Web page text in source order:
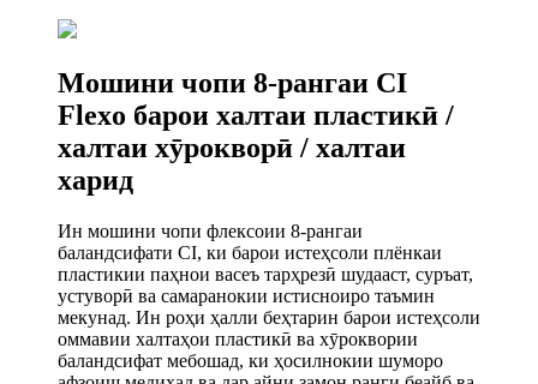
Мошини чопи 8-рангаи CI
Flexo барои халтаи пластикӣ /
халтаи хӯрокворӣ / халтаи
харид
Ин мошини чопи флексоии 8-рангаи
баландсифати CI, ки барои истеҳсоли плёнкаи
пластикии паҳнои васеъ тарҳрезӣ шудааст, суръат,
устуворӣ ва самаранокии истисноиро таъмин
мекунад. Ин роҳи ҳалли беҳтарин барои истеҳсоли
оммавии халтаҳои пластикӣ ва хӯроквории
баландсифат мебошад, ки ҳосилнокии шуморо